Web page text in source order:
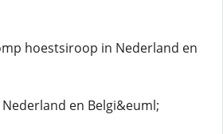
hoestsiroop in Nederland en
en Belgi&euml;